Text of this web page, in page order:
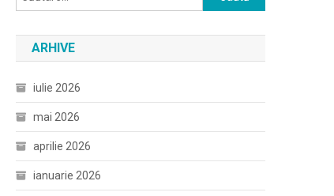
după:
ARHIVE
iulie 2026
mai 2026
aprilie 2026
ianuarie 2026